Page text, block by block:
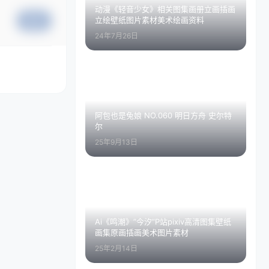
动漫《轻音少女》相关图集画册立画插画
立绘壁纸图片素材美术绘画资料
24年7月26日
阿包也是兔娘 NO.060 明日方舟 史尔特
尔
25年9月13日
Ai《鸣潮》”今汐”P站pixiv高清图集壁纸
画集原画插画美术图片素材
25年2月14日